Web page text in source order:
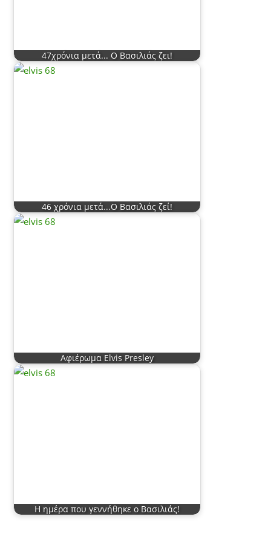
47χρόνια μετά... Ο Βασιλιάς ζει!
46 χρόνια μετά...Ο Βασιλιάς ζεί!
Αφιέρωμα Elvis Presley
Η ημέρα που γεννήθηκε ο Βασιλιάς!